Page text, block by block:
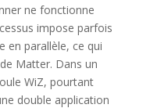
ne fonctionne
impose parfois
en parallèle, ce qui
Matter. Dans un
WiZ, pourtant
double application